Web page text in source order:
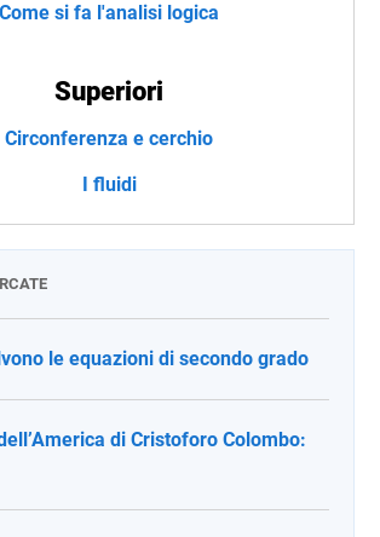
Come si fa l'analisi logica
Superiori
Circonferenza e cerchio
I fluidi
le equazioni di secondo grado
di Cristoforo Colombo: